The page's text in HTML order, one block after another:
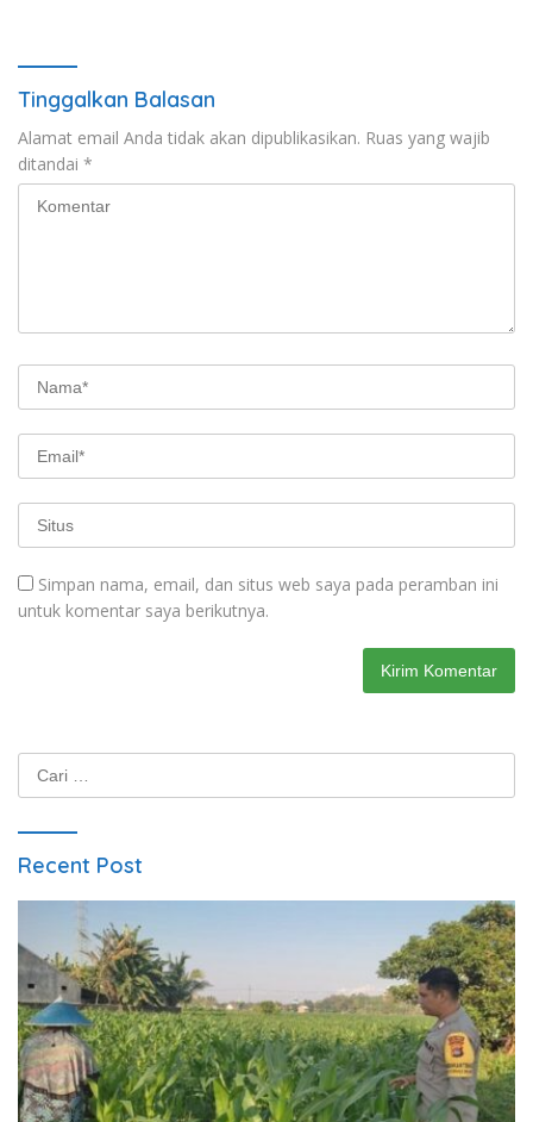
Tinggalkan Balasan
Alamat email Anda tidak akan dipublikasikan. Ruas yang wajib
ditandai *
Simpan nama, email, dan situs web saya pada peramban ini
untuk komentar saya berikutnya.
Cari
untuk:
Recent Post